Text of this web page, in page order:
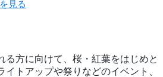
見る
る方に向けて、桜・紅葉をはじめと
トアップや祭りなどのイベント、